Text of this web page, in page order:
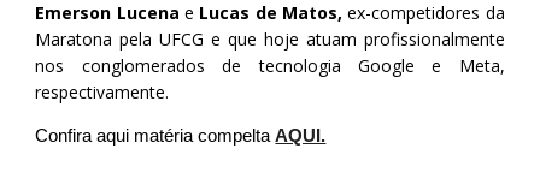
Emerson Lucena e Lucas de Matos, ex-competidores da
Maratona pela UFCG e que hoje atuam profissionalmente
nos conglomerados de tecnologia Google e Meta,
respectivamente.
Confira aqui matéria compeltaAQUI.